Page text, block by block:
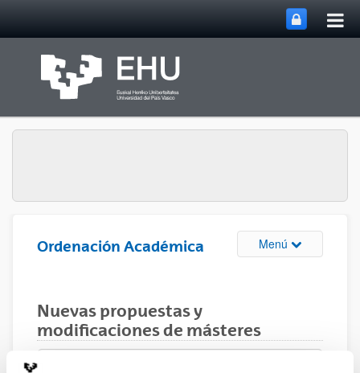
Ordenación Académica Menú Abrir/cerrar
Nuevas propuestas y
modificaciones de másteres